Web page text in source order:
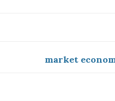
market